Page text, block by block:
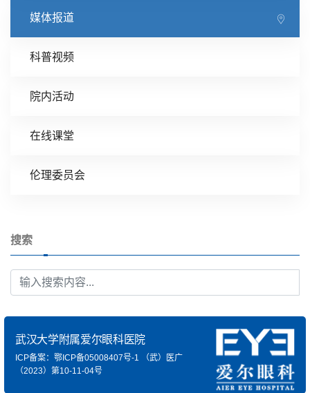
媒体报道
科普视频
院内活动
在线课堂
伦理委员会
搜索
武汉大学附属爱尔眼科医院
ICP备案：鄂ICP备05008407号-1 （武）医广
（2023）第10-11-04号